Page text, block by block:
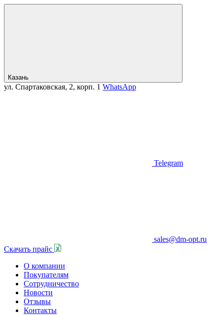
Казань
ул. Спартаковская, 2, корп. 1 WhatsApp
Telegram
sales@dm-opt.ru
Скачать прайс
О компании
Покупателям
Сотрудничество
Новости
Отзывы
Контакты